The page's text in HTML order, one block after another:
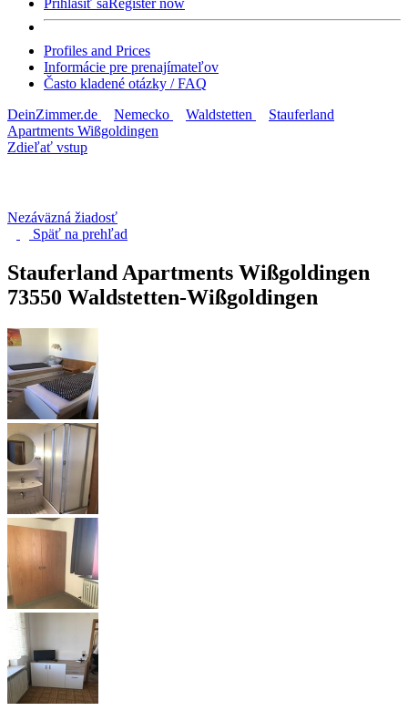
Prihlásiť saRegister now
Profiles and Prices
Informácie pre prenajímateľov
Často kladené otázky / FAQ
DeinZimmer.de
Nemecko Waldstetten
Stauferland
Apartments Wißgoldingen
Zdieľať vstup
Nezáväzná žiadosť
Späť na prehľad
Stauferland Apartments Wißgoldingen
73550 Waldstetten-Wißgoldingen